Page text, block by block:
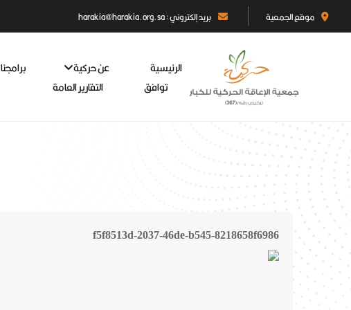
موقع الجمعية بريد إلكتروني : harakia@harakia.org.sa
الرئيسية عن حركية برامجنا
توافق
التقارير العامة
f5f8513d-2037-46de-b545-8218658f6986